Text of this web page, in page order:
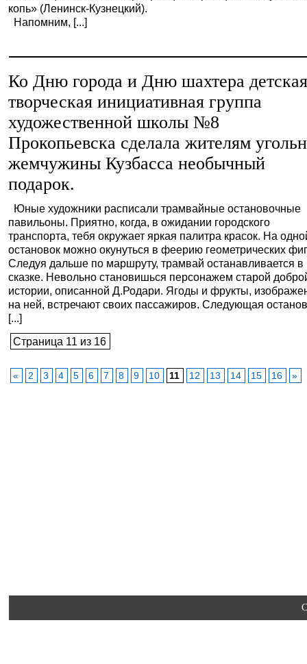
копь» (Ленинск-Кузнецкий).
Напомним, [...]
Ко Дню города и Дню шахтера
творческая инициативная группа
художественной школы №8
Прокопьевска сделала жителям
жемчужины Кузбасса необычный
подарок.
Юные художники расписали трамвайные остановочные
павильоны. Приятно, когда, в ожидании городского
транспорта, тебя окружает яркая палитра красок. На
остановок можно окунуться в феерию геометрических
Следуя дальше по маршруту, трамвай останавливается в
сказке. Невольно становишься персонажем старой
истории, описанной Д.Родари. Ягоды и фрукты,
на ней, встречают своих пассажиров. Следующая
[...]
Страница 11 из 16
« 2 3 4 5 6 7 8 9 10 11 12 13 14 15 16 »